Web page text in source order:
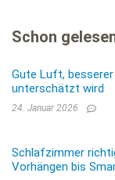
Schon
Gute Luft,
unterschätzt wird
24. Januar 2026
Schlafzimmer
Vorhängen bis